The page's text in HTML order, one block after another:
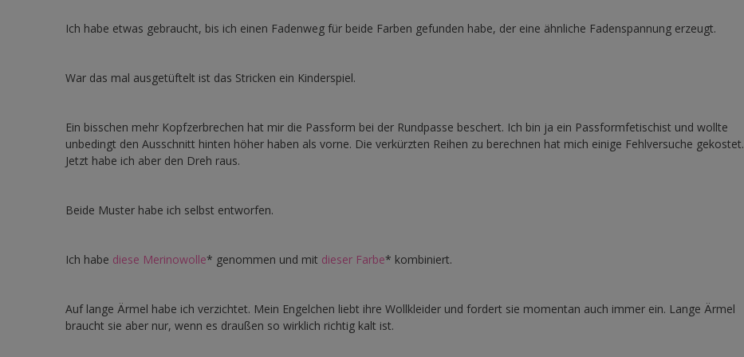
Ich habe etwas gebraucht, bis ich einen Fadenweg für beide Farben gefunden habe, der eine ähnliche Fadenspannung erzeugt.
War das mal ausgetüftelt ist das Stricken ein Kinderspiel.
Ein bisschen mehr Kopfzerbrechen hat mir die Passform bei der Rundpasse beschert. Ich bin ja ein Passformfetischist und wollte
unbedingt den Ausschnitt hinten höher haben als vorne. Die verkürzten Reihen zu berechnen hat mich einige Fehlversuche gekostet.
Jetzt habe ich aber den Dreh raus.
Beide Muster habe ich selbst entworfen.
Ich habe diese Merinowolle* genommen und mit dieser Farbe* kombiniert.
Auf lange Ärmel habe ich verzichtet. Mein Engelchen liebt ihre Wollkleider und fordert sie momentan auch immer ein. Lange Ärmel
braucht sie aber nur, wenn es draußen so wirklich richtig kalt ist.